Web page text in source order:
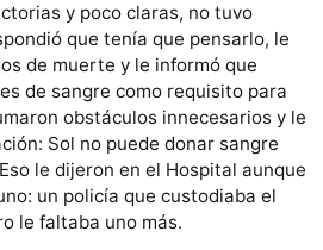
y poco claras, no tuvo
que tenía que pensarlo, le
de muerte y le informó que
de sangre como requisito para
obstáculos innecesarios y le
Sol no puede donar sangre
le dijeron en el Hospital aunque
un policía que custodiaba el
le faltaba uno más.